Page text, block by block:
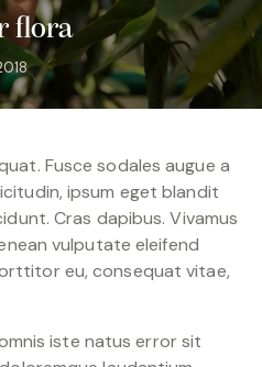
flora
Fusce sodales augue a
ipsum eget blandit
Cras dapibus. Vivamus
vulputate eleifend
eu, consequat vitae,
iste natus error sit